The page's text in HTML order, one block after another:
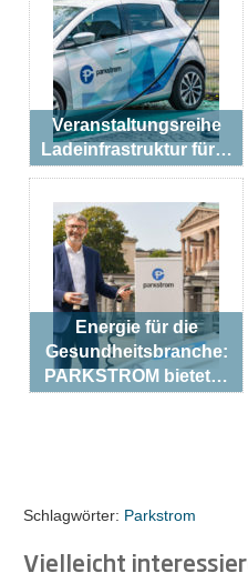
Veranstaltungsreihe
Ladeinfrastruktur für…
Energie für die
Gesundheitsbranche:
PARKSTROM bietet…
Schlagwörter: Parkstrom
Vielleicht